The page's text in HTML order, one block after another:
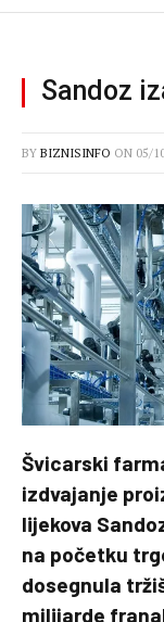
Sandoz
BY BIZNISINFO ON 05/
Švicarski
izdvajanje
lijekova
na početku
dosegnula
milijarde